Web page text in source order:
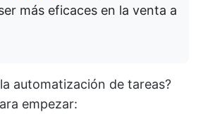
más eficaces en la venta a
automatización de tareas?
empezar: